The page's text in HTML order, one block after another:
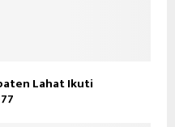
Lahat Ikuti